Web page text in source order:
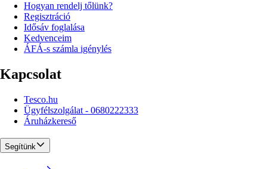
Hogyan rendelj tőlünk?
Regisztráció
Idősáv foglalása
Kedvenceim
ÁFÁ-s számla igénylés
Kapcsolat
Tesco.hu
Ügyfélszolgálat - 0680222333
Áruházkereső
Segítünk